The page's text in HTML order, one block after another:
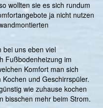
wollten sie es sich rundum
ja nicht nutzen
bei uns eben viel
Fußbodenheizung im
Komfort man sich
und Geschirrspüler.
wie zuhause kochen
bisschen mehr beim Strom.